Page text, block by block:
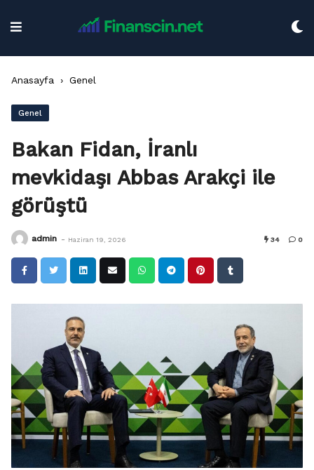
Anasayfa › Genel
Genel
Bakan Fidan, İranlı
mevkidaşı Abbas Arakçi ile
görüştü
admin - Haziran 19, 2026 34 0